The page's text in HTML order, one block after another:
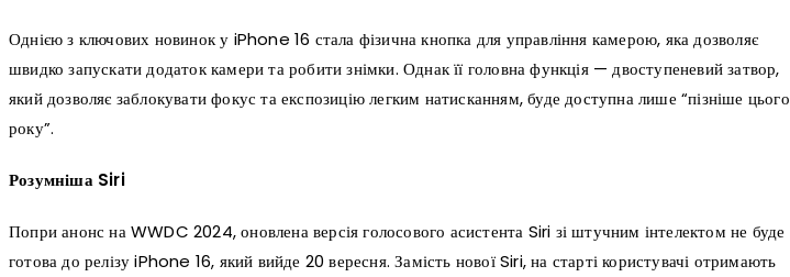
Однією з ключових новинок у iPhone 16 стала фізична кнопка для управління камерою, яка дозволяє
швидко запускати додаток камери та робити знімки. Однак її головна функція — двоступеневий затвор,
який дозволяє заблокувати фокус та експозицію легким натисканням, буде доступна лише “пізніше цього
року”.
Розумніша Siri
Попри анонс на WWDC 2024, оновлена версія голосового асистента Siri зі штучним інтелектом не буде
готова до релізу iPhone 16, який вийде 20 вересня. Замість нової Siri, на старті користувачі отримають